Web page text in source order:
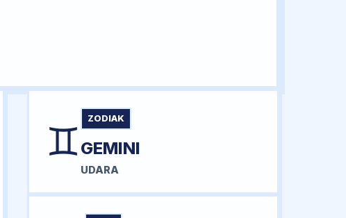
♊ ZODIAK
GEMINI
UDARA